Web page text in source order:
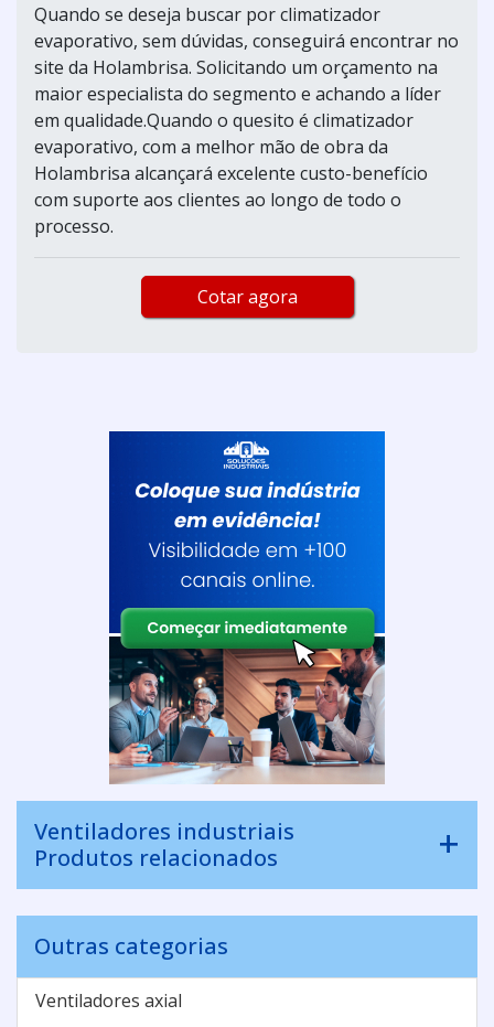
Quando se deseja buscar por climatizador
evaporativo, sem dúvidas, conseguirá encontrar no
site da Holambrisa. Solicitando um orçamento na
maior especialista do segmento e achando a líder
em qualidade.Quando o quesito é climatizador
evaporativo, com a melhor mão de obra da
Holambrisa alcançará excelente custo-benefício
com suporte aos clientes ao longo de todo o
processo.
Cotar agora
Ventiladores industriais
Produtos relacionados
Outras categorias
Ventiladores axial